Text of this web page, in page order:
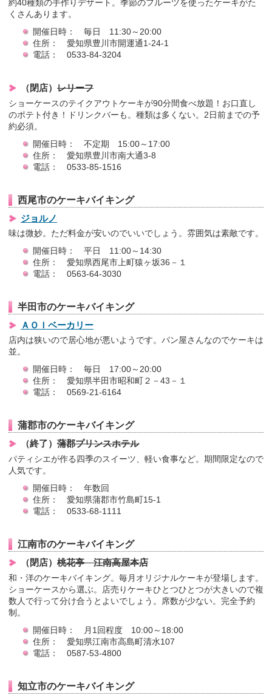
約40種類の手作りデザート。季節のフルーツを使ったケーキがた
くさんあります。
開催日時： 毎日 11:30～20:00
住所： 愛知県豊川市開運通1-24-1
電話： 0533-84-3204
（閉店） レリーフ
ショーケースのテイクアウトケーキが90分間食べ放題！お口直し
のポテト付き！ドリンクバーも。種類は多くない。2日前までの予
約必須。
開催日時： 不定期 15:00～17:00
住所： 愛知県豊川市南大通3-8
電話： 0533-85-1516
西尾市のケーキバイキング
ジョルノ
味は微妙。ただ料金が安いのでいいでしょう。雰囲気は素敵です。
開催日時： 平日 11:00～14:30
住所： 愛知県西尾市上町猿ヶ坂36－１
電話： 0563-64-3030
半田市のケーキバイキング
ＡＯＩベーカリー
店内は狭いので居心地が悪いようです。パン屋さんなのでケーキは
並。
開催日時： 毎日 17:00～20:00
住所： 愛知県半田市昭和町２－43－１
電話： 0569-21-6164
蒲郡市のケーキバイキング
（終了） 蒲郡プリンスホテル
パティシエが作る四季のスイーツ、軽い食事など。期間限定なので
人気です。
開催日時： 年数回
住所： 愛知県蒲郡市竹島町15-1
電話： 0533-68-1111
江南市のケーキバイキング
（閉店） 桃花亭 江南高屋本店
和・洋のケーキバイキング。毎月オリジナルケーキが登場します。
ショーケースから選ぶ。店売りケーキひとつひとつが大きいので複
数人で行って分け合うとよいでしょう。席数が少ない。完全予約
制。
開催日時： 月1回程度 10:00～18:00
住所： 愛知県江南市高島町清水107
電話： 0587-53-4800
知立市のケーキバイキング